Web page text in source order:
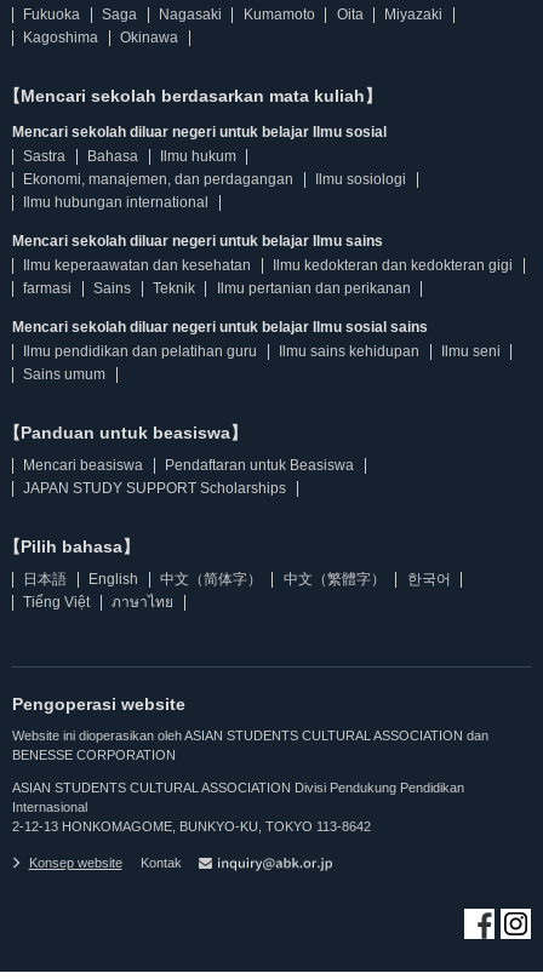
Fukuoka
Saga Nagasaki Kumamoto Oita
Miyazaki
Kagoshima
Okinawa
【Mencari sekolah berdasarkan mata kuliah】
Mencari sekolah diluar negeri untuk belajar Ilmu sosial
Sastra
Bahasa
Ilmu hukum
Ekonomi, manajemen, dan perdagangan
Ilmu sosiologi
Ilmu hubungan international
Mencari sekolah diluar negeri untuk belajar Ilmu sains
Ilmu keperaawatan dan kesehatan
Ilmu kedokteran dan kedokteran gigi
farmasi
Sains Teknik Ilmu pertanian dan perikanan
Mencari sekolah diluar negeri untuk belajar Ilmu sosial sains
Ilmu pendidikan dan pelatihan guru
Ilmu sains kehidupan
Ilmu seni
Sains umum
【Panduan untuk beasiswa】
Mencari beasiswa
Pendaftaran untuk Beasiswa
JAPAN STUDY SUPPORT Scholarships
【Pilih bahasa】
日本語 English 中文（简体字） 中文（繁體字）
한국어
Tiếng Việt
ภาษาไทย
Pengoperasi website
Website ini dioperasikan oleh ASIAN STUDENTS CULTURAL ASSOCIATION dan
BENESSE CORPORATION
ASIAN STUDENTS CULTURAL ASSOCIATION Divisi Pendukung Pendidikan
Internasional
2-12-13 HONKOMAGOME, BUNKYO-KU, TOKYO 113-8642
Konsep website Kontak